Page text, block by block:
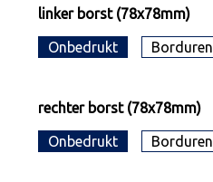
linker borst (78x78mm)
Onbedrukt Borduren
rechter borst (78x78mm)
Onbedrukt Borduren